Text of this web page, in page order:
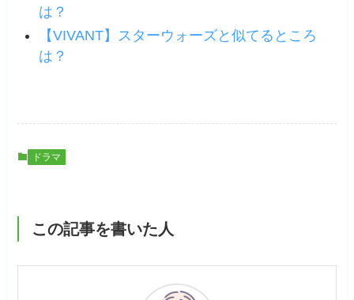
は？
【VIVANT】スターウォーズと似てるところ
は？
ドラマ
この記事を書いた人